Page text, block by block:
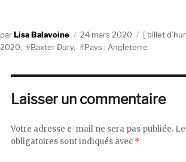
AuteurLisa Balavoine
Publié
le
24 mars 2020 Catégories
billet
2020
Baxter Dury, Pays : Angleterre
Laisser un commentaire
Votre adresse e-mail ne sera pas publiée.
obligatoires sont indiqués avec *